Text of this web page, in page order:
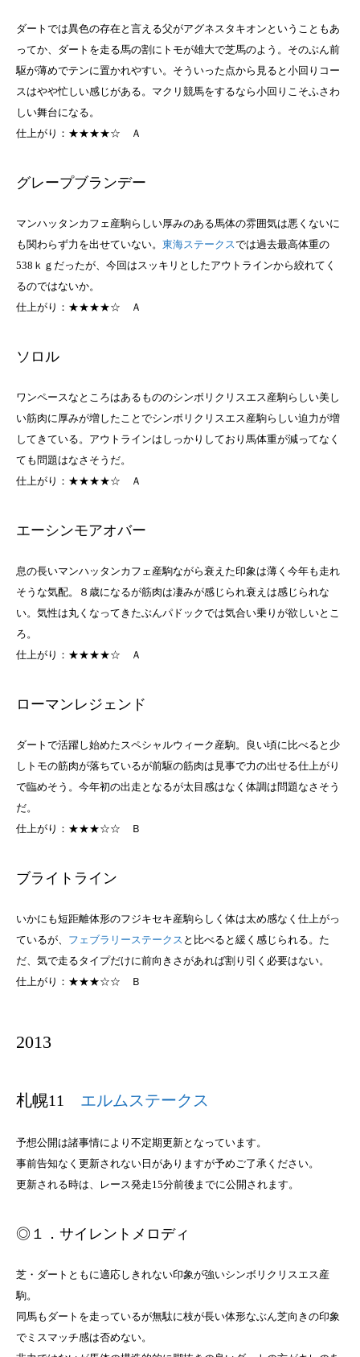
ダートでは異色の存在と言える父がアグネスタキオンということもあ
ってか、ダートを走る馬の割にトモが雄大で芝馬のよう。そのぶん前
駆が薄めでテンに置かれやすい。そういった点から見ると小回りコー
スはやや忙しい感じがある。マクリ競馬をするなら小回りこそふさわ
しい舞台になる。
仕上がり：★★★★☆
Ａ
グレープブランデー
マンハッタンカフェ産駒らしい厚みのある馬体の雰囲気は悪くないに
も関わらず力を出せていない。 東海ステークスでは過去最高体重の
538ｋｇだったが、今回はスッキリとしたアウトラインから絞れてく
るのではないか。
仕上がり：★★★★☆
Ａ
ソロル
ワンペースなところはあるもののシンボリクリスエス産駒らしい美し
い筋肉に厚みが増したことでシンボリクリスエス産駒らしい迫力が増
してきている。アウトラインはしっかりしており馬体重が減ってなく
ても問題はなさそうだ。
仕上がり：★★★★☆
Ａ
エーシンモアオバー
息の長いマンハッタンカフェ産駒ながら衰えた印象は薄く今年も走れ
そうな気配。８歳になるが筋肉は凄みが感じられ衰えは感じられな
い。気性は丸くなってきたぶんパドックでは気合い乗りが欲しいとこ
ろ。
仕上がり：★★★★☆
Ａ
ローマンレジェンド
ダートで活躍し始めたスペシャルウィーク産駒。良い頃に比べると少
しトモの筋肉が落ちているが前駆の筋肉は見事で力の出せる仕上がり
で臨めそう。今年初の出走となるが太目感はなく体調は問題なさそう
だ。
仕上がり：★★★☆☆
Ｂ
ブライトライン
いかにも短距離体形のフジキセキ産駒らしく体は太め感なく仕上がっ
ているが、 フェブラリーステークス と比べると緩く感じられる。た
だ、気で走るタイプだけに前向きさがあれば割り引く必要はない。
仕上がり：★★★☆☆
Ｂ
2013
札幌11 エルムステークス
予想公開は諸事情により不定期更新となっています。
事前告知なく更新されない日がありますが予めご了承ください。
更新される時は、レース発走15分前後までに公開されます。
◎１．サイレントメロディ
芝・ダートともに適応しきれない印象が強いシンボリクリスエス産
駒。
同馬もダートを走っているが無駄に枝が長い体形なぶん芝向きの印象
でミスマッチ感は否めない。